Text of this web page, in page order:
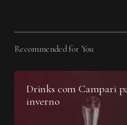
Recommended for You
Drinks com Campari
inverno